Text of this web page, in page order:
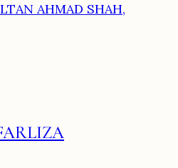
AHMAD SHAH,